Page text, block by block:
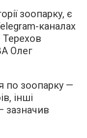
зоопарку, є
каналах
Терехов
Олег
по зоопарку —
інші
зазначив